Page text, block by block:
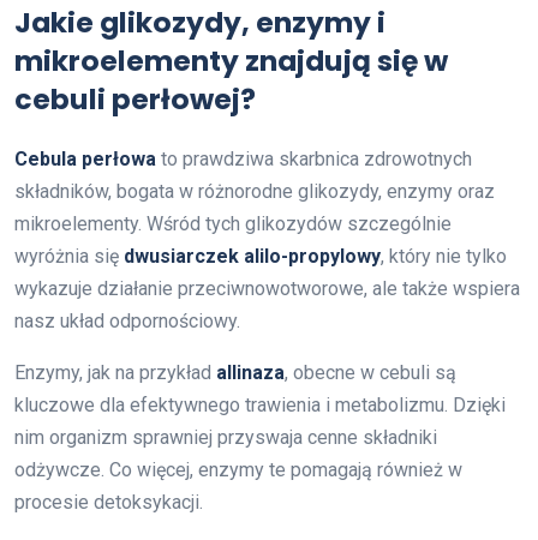
Jakie glikozydy, enzymy i
mikroelementy znajdują się w
cebuli perłowej?
Cebula perłowa to prawdziwa skarbnica zdrowotnych
składników, bogata w różnorodne glikozydy, enzymy oraz
mikroelementy. Wśród tych glikozydów szczególnie
wyróżnia się dwusiarczek alilo-propylowy, który nie tylko
wykazuje działanie przeciwnowotworowe, ale także wspiera
nasz układ odpornościowy.
Enzymy, jak na przykład allinaza, obecne w cebuli są
kluczowe dla efektywnego trawienia i metabolizmu. Dzięki
nim organizm sprawniej przyswaja cenne składniki
odżywcze. Co więcej, enzymy te pomagają również w
procesie detoksykacji.